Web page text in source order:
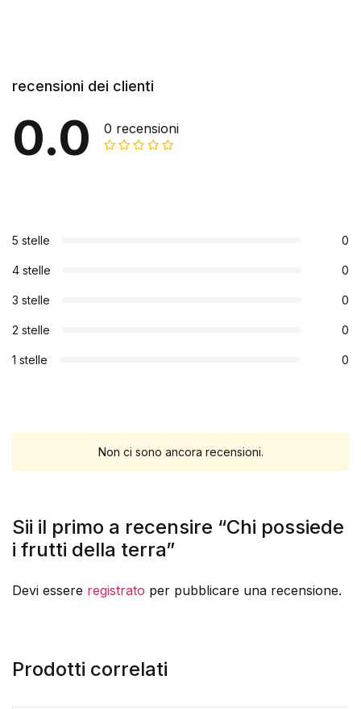
recensioni dei clienti
0.0 0 recensioni
5 stelle 0
4 stelle 0
3 stelle 0
2 stelle 0
1 stelle 0
Non ci sono ancora recensioni.
Sii il primo a recensire “Chi possiede
i frutti della terra”
Devi essere registrato per pubblicare una recensione.
Prodotti correlati